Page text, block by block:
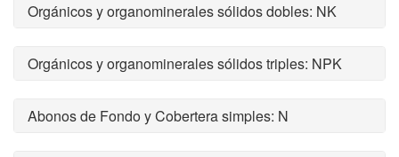
Orgánicos y organominerales sólidos dobles: NK
Orgánicos y organominerales sólidos triples: NPK
Abonos de Fondo y Cobertera simples: N